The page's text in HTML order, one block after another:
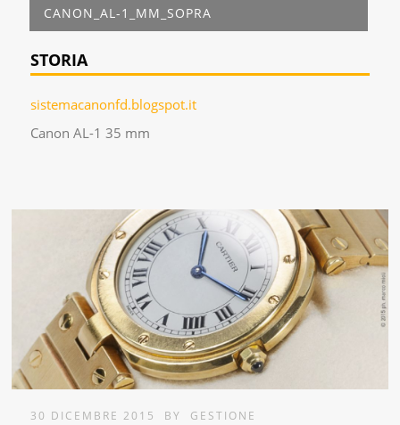
CANON_AL-1_MM_SOPRA
STORIA
sistemacanonfd.blogspot.it
Canon AL-1 35 mm
30 DICEMBRE 2015 BY GESTIONE